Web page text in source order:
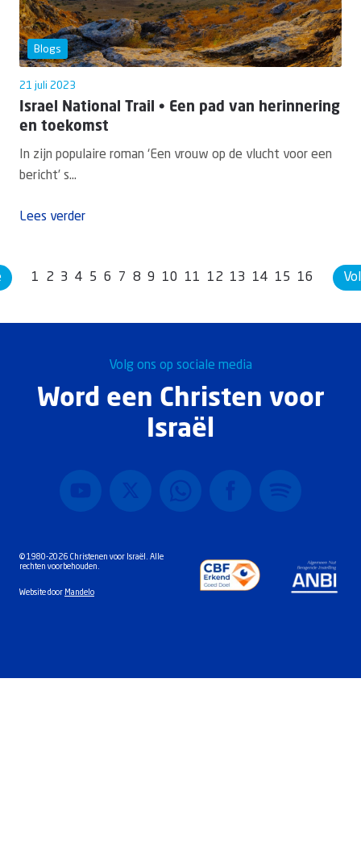
Blogs
21 juli 2023
Israel National Trail • Een pad van herinnering
en toekomst
In zijn populaire roman ‘Een vrouw op de vlucht voor een
bericht’ s...
Lees verder
1 2 3 4 5 6 7 8 9 10 11 12 13 14 15 16
Volg ons op sociale media
Word een Christen voor
Israël
© 1980-2026 Christenen voor Israël. Alle
rechten voorbehouden.
Website door Mandelo